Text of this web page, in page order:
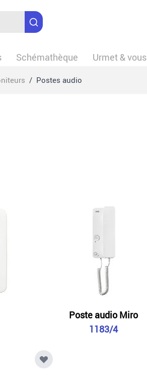
Schémathèque Urmet & vous
/ Postes audio
Poste audio Miro
1183/4